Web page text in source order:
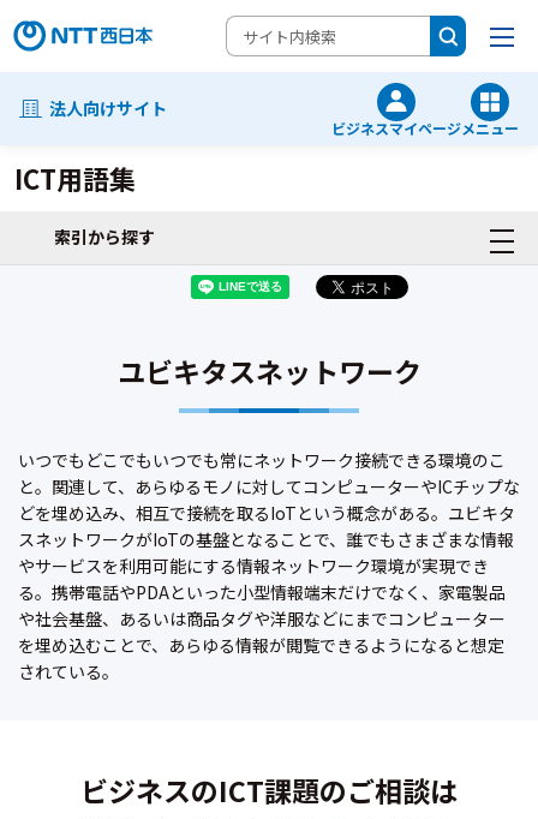
法人向けサイト
ビジネスマイページメニュー
ICT用語集
索引から探す
ユビキタスネットワーク
いつでもどこでもいつでも常にネットワーク接続できる環境のこ
と。関連して、あらゆるモノに対してコンピューターやICチップな
どを埋め込み、相互で接続を取るIoTという概念がある。ユビキタ
スネットワークがIoTの基盤となることで、誰でもさまざまな情報
やサービスを利用可能にする情報ネットワーク環境が実現でき
る。携帯電話やPDAといった小型情報端末だけでなく、家電製品
や社会基盤、あるいは商品タグや洋服などにまでコンピューター
を埋め込むことで、あらゆる情報が閲覧できるようになると想定
されている。
ビジネスのICT課題のご相談は